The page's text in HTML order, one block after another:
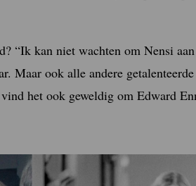
“Ik kan niet wachten om Nensi
Maar ook alle andere
het ook geweldig om Edward